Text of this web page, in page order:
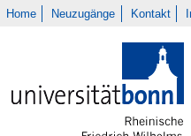
Home Neuzugänge Kontakt